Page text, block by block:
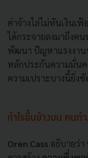
ค่าจ้างไล่ไม่ทันเงินเ
ได้กระจายลงมาถึงค
พัฒนา ปัญหาแรงงา
หลักประกันความมั่นค
ความเปราะบางนี้ยิ่ง
กำไรขึ้นข้างบน คนท
Oren Cass อธิบายว่